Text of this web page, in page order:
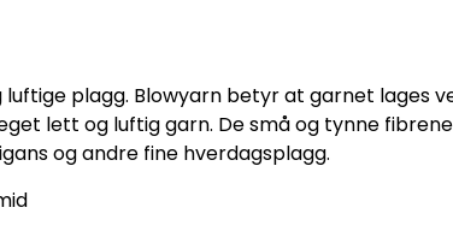
plagg. Blowyarn betyr at garnet lages
lett og luftig garn. De små og tynne
og andre fine hverdagsplagg.